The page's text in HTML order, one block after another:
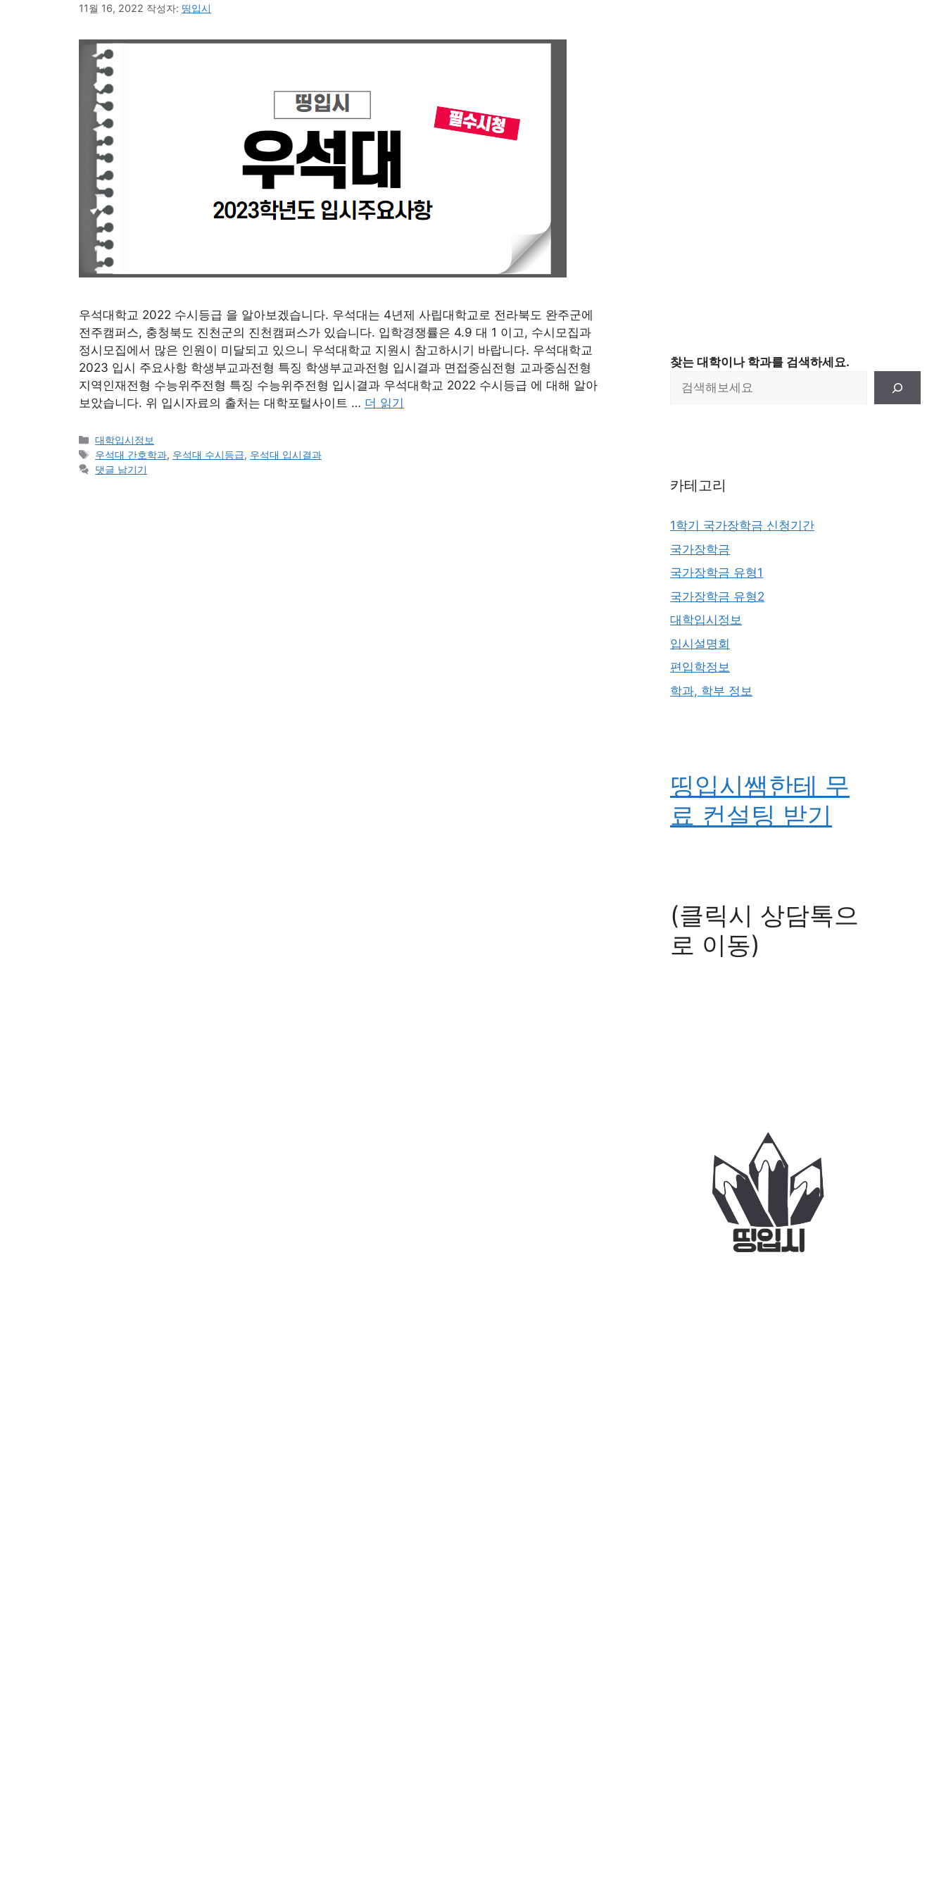
11월 16, 2022 작성자: 띵입시
우석대학교 2022 수시등급 을 알아보겠습니다. 우석대는 4년제 사립대학교로 전라북도 완주군에
전주캠퍼스, 충청북도 진천군의 진천캠퍼스가 있습니다. 입학경쟁률은 4.9 대 1 이고, 수시모집과
정시모집에서 많은 인원이 미달되고 있으니 우석대학교 지원시 참고하시기 바랍니다. 우석대학교
2023 입시 주요사항 학생부교과전형 특징 학생부교과전형 입시결과 면접중심전형 교과중심전형
지역인재전형 수능위주전형 특징 수능위주전형 입시결과 우석대학교 2022 수시등급 에 대해 알아
보았습니다. 위 입시자료의 출처는 대학포털사이트 … 더 읽기
카
테
고
대학입시정보
태
그
우석대 간호학과, 우석대 수시등급, 우석대 입시결과
댓글 남기기
찾는 대학이나 학과를 검색하세요.
카테고리
1학기 국가장학금 신청기간
국가장학금
국가장학금 유형1
국가장학금 유형2
대학입시정보
입시설명회
편입학정보
학과, 학부 정보
띵입시쌤한테 무
료 컨설팅 받기
(클릭시 상담톡으
로 이동)